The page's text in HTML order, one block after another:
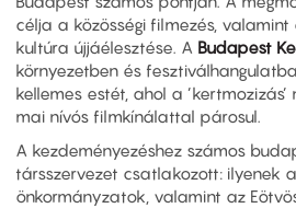
célja a közösségi filmezés,
kultúra újjáélesztése. A Budapest
környezetben és
kellemes estét, ahol a
mai nívós filmkínálattal párosul.
A kezdeményezéshez számos
társszervezet csatlakozott: ilyenek
önkormányzatok, valamint az